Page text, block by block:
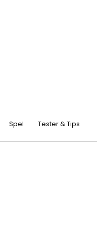
Spel Tester & Tips